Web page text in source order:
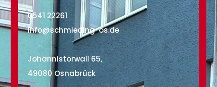
0541 22261
info@schmieding-os.de
Johannistorwall 65,
49080 Osnabrück